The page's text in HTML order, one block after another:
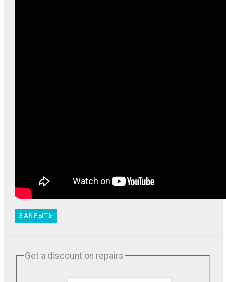
ЗАКРЫТЬ
Get a discount on repairs